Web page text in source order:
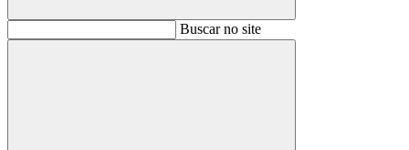
BuscarBuscar no site